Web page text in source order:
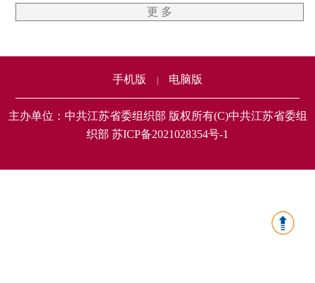
更 多
手机版 电脑版
主办单位：中共江苏省委组织部 版权所有(C)中共江苏省委组
织部 苏ICP备2021028354号-1